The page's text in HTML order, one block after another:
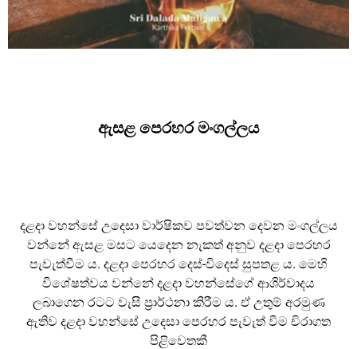
ඇසළ පෙරහර මංගල්ලය
දළදා වහන්සේ උදෙසා වාර්ෂිකව පවත්වන දෙවන මංගල්ලය
වන්නේ ඇසළ මසට යෙදෙන නැකත් අනුව දළදා පෙරහර
පැවැත්වීම ය. දළදා පෙරහර දෙස්-විදෙස් සුපතළ ය. මෙහි
විශේෂත්වය වන්නේ දළදා වහන්සේගේ ආශිර්වාදය
ලබාගෙන රටට වැසි ප්‍රාර්ථනා කිරීම ය. ඒ උතුම් අරමුණ
ඇතිව දළදා වහන්සේ උදෙසා පෙරහර පැවැත් වීම චිරාගත
පිළිවෙතකී